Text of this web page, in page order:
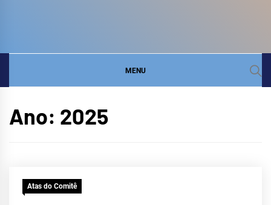
HIDROGRÁFICA DO
LITORAL
MENU
Ano: 2025
Atas do Comitê